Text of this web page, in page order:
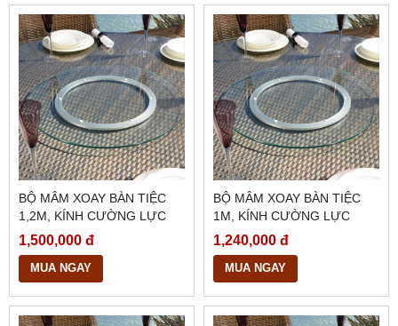
BỘ MÂM XOAY BÀN TIỆC
1,2M, KÍNH CƯỜNG LỰC
DÀY 10LY, BMX28
1,500,000 đ
MUA NGAY
BỘ MÂM XOAY BÀN TIỆC
1M, KÍNH CƯỜNG LỰC
10LY, MÀI BÓNG CẠNH,
BMX27
1,240,000 đ
MUA NGAY